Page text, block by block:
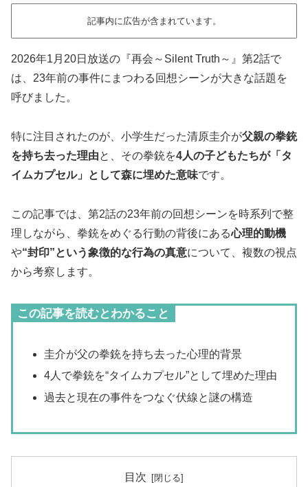
記事内に広告が含まれています。
2026年1月20日放送の『再会～Silent Truth～』第2話で
は、23年前の事件にまつわる回想シーンが大きな話題を
呼びました。
特に注目されたのが、小学生だった清原圭介が父親の拳銃
を持ち去った理由と、その拳銃を4人の子どもたちが「タ
イムカプセル」として森に埋めた意味です。
この記事では、第2話の23年前の回想シーンを時系列で整
理しながら、拳銃をめぐる行動の背後にある心理的動機
や“封印”という象徴的な行為の真意について、複数の視点
から考察します。
この記事を読むとわかること
圭介が父の拳銃を持ち去った心理的背景
4人で拳銃を“タイムカプセル”として埋めた理由
過去と現在の事件をつなぐ伏線と謎の構造
目次